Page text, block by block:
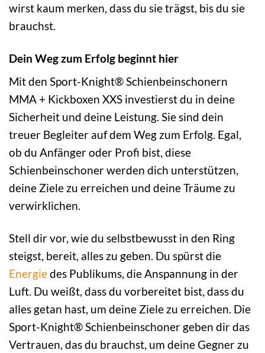
wirst kaum merken, dass du sie trägst, bis du sie
brauchst.
Dein Weg zum Erfolg beginnt hier
Mit den Sport-Knight® Schienbeinschonern
MMA + Kickboxen XXS investierst du in deine
Sicherheit und deine Leistung. Sie sind dein
treuer Begleiter auf dem Weg zum Erfolg. Egal,
ob du Anfänger oder Profi bist, diese
Schienbeinschoner werden dich unterstützen,
deine Ziele zu erreichen und deine Träume zu
verwirklichen.
Stell dir vor, wie du selbstbewusst in den Ring
steigst, bereit, alles zu geben. Du spürst die
Energiedes Publikums, die Anspannung in der
Luft. Du weißt, dass du vorbereitet bist, dass du
alles getan hast, um deine Ziele zu erreichen. Die
Sport-Knight® Schienbeinschoner geben dir das
Vertrauen, das du brauchst, um deine Gegner zu